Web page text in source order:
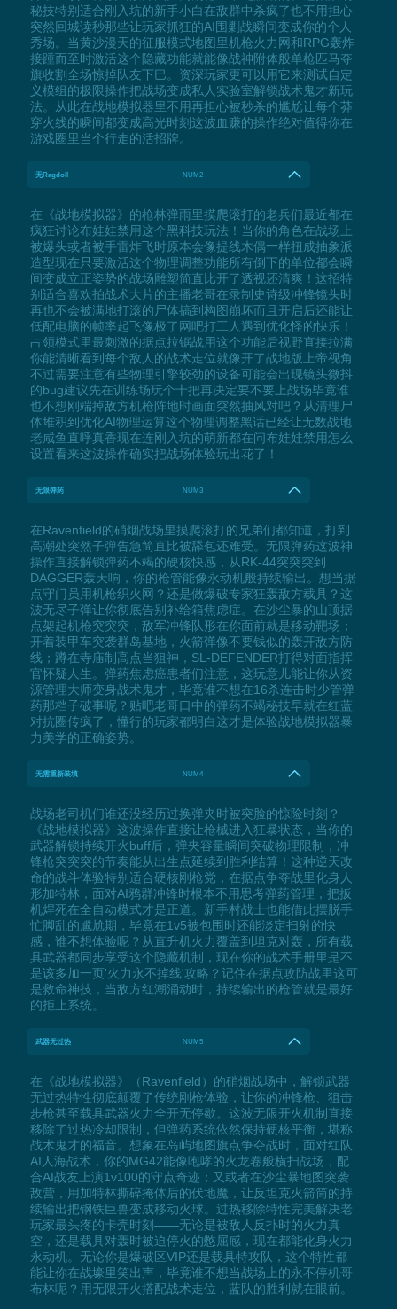
秘技特别适合刚入坑的新手小白在敌群中杀疯了也不用担心
突然回城读秒那些让玩家抓狂的AI围剿战瞬间变成你的个人
秀场。当黄沙漫天的征服模式地图里机枪火力网和RPG轰炸
接踵而至时激活这个隐藏功能就能像战神附体般单枪匹马夺
旗收割全场惊掉队友下巴。资深玩家更可以用它来测试自定
义模组的极限操作把战场变成私人实验室解锁战术鬼才新玩
法。从此在战地模拟器里不用再担心被秒杀的尴尬让每个莽
穿火线的瞬间都变成高光时刻这波血赚的操作绝对值得你在
游戏圈里当个行走的活招牌。
无Ragdoll NUM2
在《战地模拟器》的枪林弹雨里摸爬滚打的老兵们最近都在
疯狂讨论布娃娃禁用这个黑科技玩法！当你的角色在战场上
被爆头或者被手雷炸飞时原本会像提线木偶一样扭成抽象派
造型现在只要激活这个物理调整功能所有倒下的单位都会瞬
间变成立正姿势的战场雕塑简直比开了透视还清爽！这招特
别适合喜欢拍战术大片的主播老哥在录制史诗级冲锋镜头时
再也不会被满地打滚的尸体搞到构图崩坏而且开启后还能让
低配电脑的帧率起飞像极了网吧打工人遇到优化怪的快乐！
占领模式里最刺激的据点拉锯战用这个功能后视野直接拉满
你能清晰看到每个敌人的战术走位就像开了战地版上帝视角
不过需要注意有些物理引擎较劲的设备可能会出现镜头微抖
的bug建议先在训练场玩个十把再决定要不要上战场毕竟谁
也不想刚端掉敌方机枪阵地时画面突然抽风对吧？从清理尸
体堆积到优化AI物理运算这个物理调整黑话已经让无数战地
老咸鱼直呼真香现在连刚入坑的萌新都在问布娃娃禁用怎么
设置看来这波操作确实把战场体验玩出花了！
无限弹药 NUM3
在Ravenfield的硝烟战场里摸爬滚打的兄弟们都知道，打到
高潮处突然子弹告急简直比被舔包还难受。无限弹药这波神
操作直接解锁弹药不竭的硬核快感，从RK-44突突突到
DAGGER轰天响，你的枪管能像永动机般持续输出。想当据
点守门员用机枪织火网？还是做爆破专家狂轰敌方载具？这
波无尽子弹让你彻底告别补给箱焦虑症。在沙尘暴的山顶据
点架起机枪突突突，敌军冲锋队形在你面前就是移动靶场；
开着装甲车突袭群岛基地，火箭弹像不要钱似的轰开敌方防
线；蹲在寺庙制高点当狙神，SL-DEFENDER打得对面指挥
官怀疑人生。弹药焦虑癌患者们注意，这玩意儿能让你从资
源管理大师变身战术鬼才，毕竟谁不想在16杀连击时少管弹
药那档子破事呢？贴吧老哥口中的弹药不竭秘技早就在红蓝
对抗圈传疯了，懂行的玩家都明白这才是体验战地模拟器暴
力美学的正确姿势。
无需重新装填 NUM4
战场老司机们谁还没经历过换弹夹时被突脸的惊险时刻？
《战地模拟器》这波操作直接让枪械进入狂暴状态，当你的
武器解锁持续开火buff后，弹夹容量瞬间突破物理限制，冲
锋枪突突突的节奏能从出生点延续到胜利结算！这种逆天改
命的战斗体验特别适合硬核刚枪党，在据点争夺战里化身人
形加特林，面对AI鸦群冲锋时根本不用思考弹药管理，把扳
机焊死在全自动模式才是正道。新手村战士也能借此摆脱手
忙脚乱的尴尬期，毕竟在1v5被包围时还能淡定扫射的快
感，谁不想体验呢？从直升机火力覆盖到坦克对轰，所有载
具武器都同步享受这个隐藏机制，现在你的战术手册里是不
是该多加一页'火力永不掉线'攻略？记住在据点攻防战里这可
是救命神技，当敌方红潮涌动时，持续输出的枪管就是最好
的拒止系统。
武器无过热 NUM5
在《战地模拟器》（Ravenfield）的硝烟战场中，解锁武器
无过热特性彻底颠覆了传统刚枪体验，让你的冲锋枪、狙击
步枪甚至载具武器火力全开无停歇。这波无限开火机制直接
移除了过热冷却限制，但弹药系统依然保持硬核平衡，堪称
战术鬼才的福音。想象在岛屿地图旗点争夺战时，面对红队
AI人海战术，你的MG42能像咆哮的火龙卷般横扫战场，配
合AI战友上演1v100的守点奇迹；又或者在沙尘暴地图突袭
敌营，用加特林撕碎掩体后的伏地魔，让反坦克火箭筒的持
续输出把钢铁巨兽变成移动火球。过热移除特性完美解决老
玩家最头疼的卡壳时刻——无论是被敌人反扑时的火力真
空，还是载具对轰时被迫停火的憋屈感，现在都能化身火力
永动机。无论你是爆破区VIP还是载具特攻队，这个特性都
能让你在战壕里笑出声，毕竟谁不想当战场上的永不停机哥
布林呢？用无限开火搭配战术走位，蓝队的胜利就在眼前。